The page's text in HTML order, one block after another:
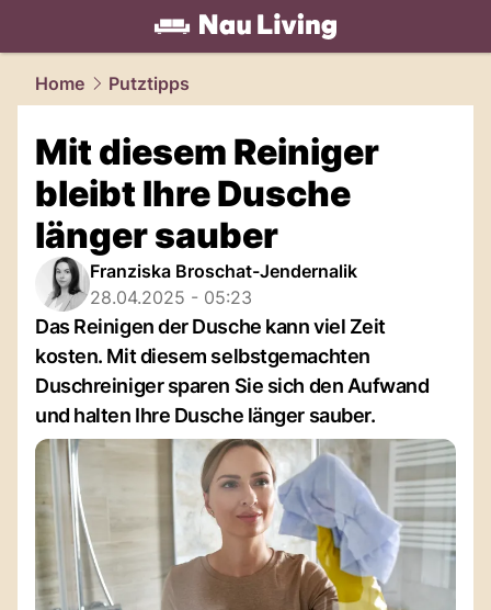
living.NAU.ch
Home Putztipps
Mit diesem Reiniger
bleibt Ihre Dusche
länger sauber
Franziska Broschat-Jendernalik
28.04.2025 - 05:23
Das Reinigen der Dusche kann viel Zeit
kosten. Mit diesem selbstgemachten
Duschreiniger sparen Sie sich den Aufwand
und halten Ihre Dusche länger sauber.